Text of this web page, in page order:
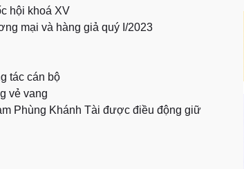
hội khoá XV
mại và hàng giả quý I/2023
tác cán bộ
vẻ vang
Phùng Khánh Tài được điều động giữ